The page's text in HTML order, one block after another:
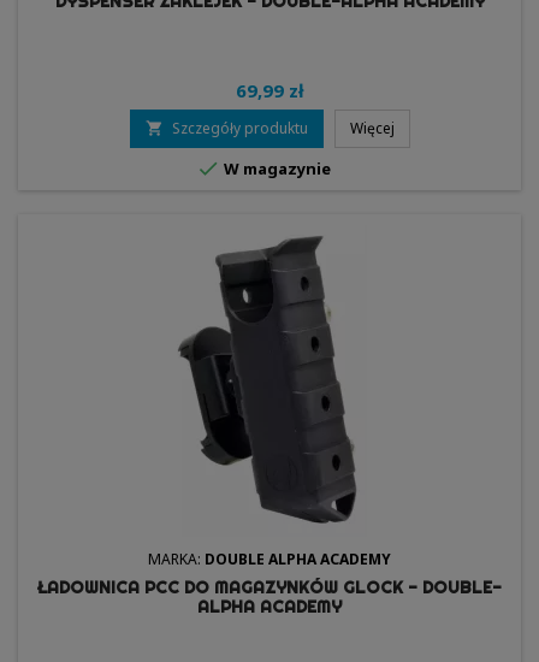
69,99 zł
 Szczegóły produktu Więcej
 W magazynie
MARKA: DOUBLE ALPHA ACADEMY
ŁADOWNICA PCC DO MAGAZYNKÓW GLOCK - DOUBLE-
ALPHA ACADEMY